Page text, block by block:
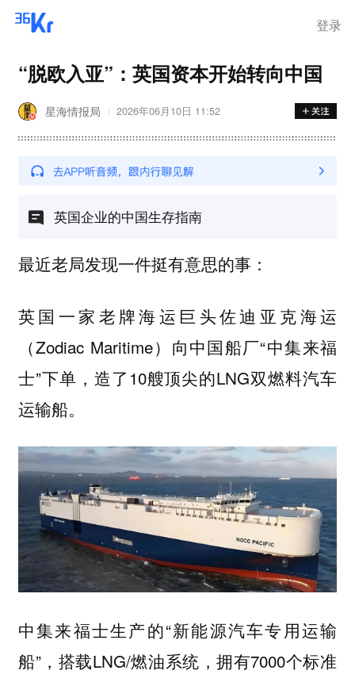
登录
“脱欧入亚”：英国资本开始转向中国
星海情报局 2026年06月10日 11:52
英国企业的中国生存指南
最近老局发现一件挺有意思的事：
英国一家老牌海运巨头佐迪亚克海运
（Zodiac Maritime）向中国船厂“中集来福
士”下单，造了10艘顶尖的LNG双燃料汽车
运输船。
中集来福士生产的“新能源汽车专用运输
船”，搭载LNG/燃油系统，拥有7000个标准